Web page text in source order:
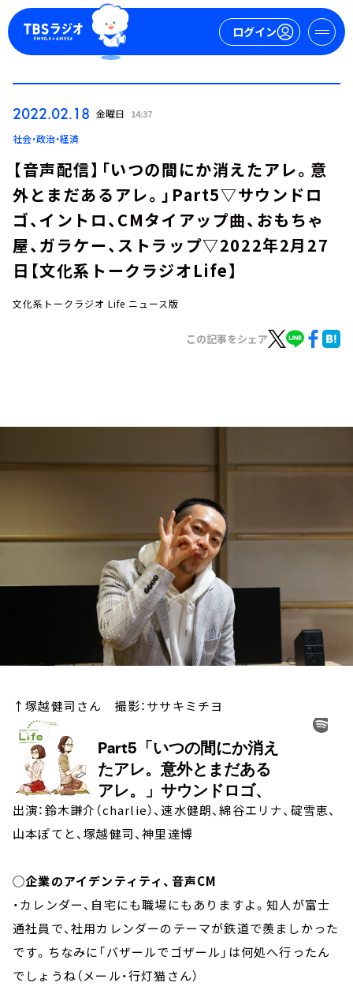
ログイン
今日の番組表
週間番組表
2022.02.18 金曜日 14:37
社会・政治・経済
【音声配信】「いつの間にか消えたアレ。意
外とまだあるアレ。」Part5▽サウンドロ
ゴ、イントロ、CMタイアップ曲、おもちゃ
屋、ガラケー、ストラップ▽2022年2月27
日【文化系トークラジオLife】
文化系トークラジオ Life ニュース版
この記事をシェア
↑塚越健司さん 撮影：ササキミチヨ
出演：鈴木謙介（charlie）、速水健朗、綿谷エリナ、碇雪恵、
山本ぽてと、塚越健司、神里達博
◯企業のアイデンティティ、音声CM
・カレンダー、自宅にも職場にもありますよ。知人が富士
通社員で、社用カレンダーのテーマが鉄道で羨ましかった
です。ちなみに「バザールでゴザール」は何処へ行ったん
でしょうね（メール・行灯猫さん）